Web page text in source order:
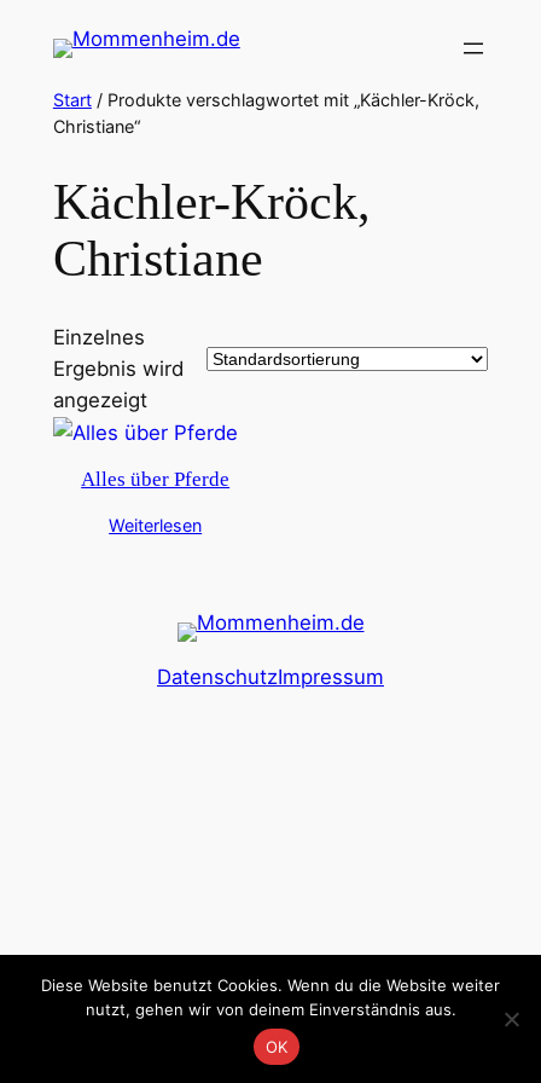
Inhalt
springen
Start/ Produkte verschlagwortet mit „Kächler-Kröck,
Christiane“
Kächler-Kröck,
Christiane
Einzelnes
Ergebnis wird
angezeigt
Alles über Pferde
Weiterlesen
DatenschutzImpressum
Diese Website benutzt Cookies. Wenn du die Website weiter
nutzt, gehen wir von deinem Einverständnis aus.
OK